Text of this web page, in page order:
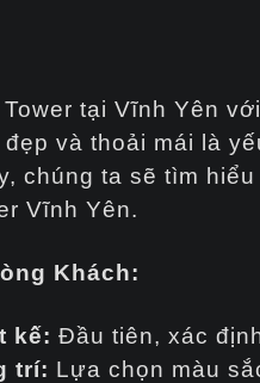
tại Vĩnh Yên
và thoải mái là
chúng ta sẽ tìm
Vĩnh Yên.
Khách:
kế: Đầu tiên, xác
trí: Lựa chọn màu